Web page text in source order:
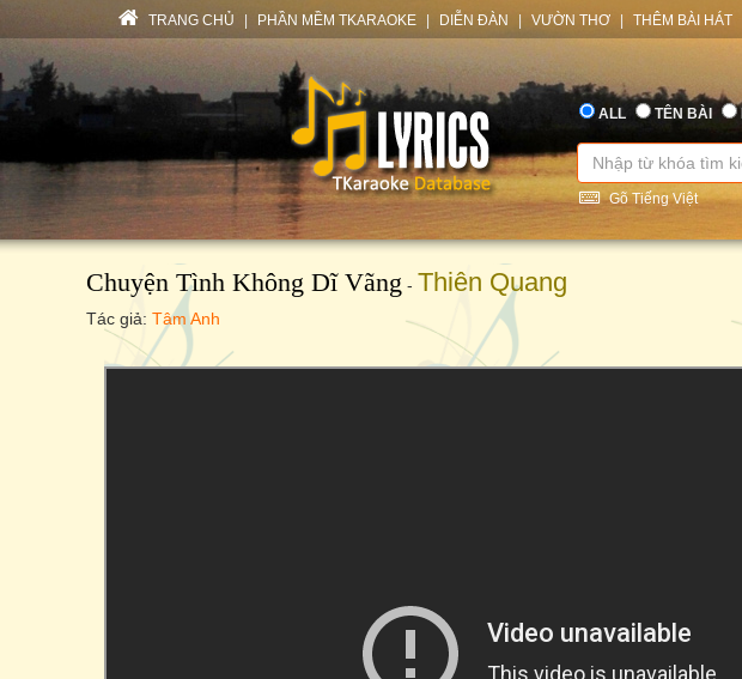
TRANG CHỦ PHẦN MỀM TKARAOKE DIỄN ĐÀN VƯỜN THƠ THÊM BÀI HÁT
ALL TÊN BÀI
Gõ Tiếng Việt
Chuyện Tình Không Dĩ Vãng - Thiên Quang
Tác giả: Tâm Anh